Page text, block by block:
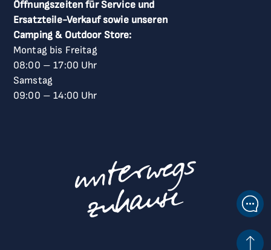
Öffnungszeiten für Service und
Ersatzteile-Verkauf sowie unseren
Camping & Outdoor Store:
Montag bis Freitag
08:00 –17:00 Uhr
Samstag
09:00 –14:00 Uhr